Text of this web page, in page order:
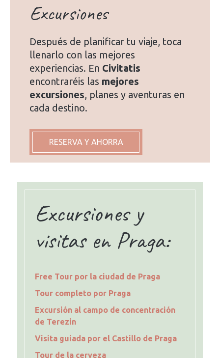
Excursiones
Después de planificar tu viaje, toca
llenarlo con las mejores
experiencias. En Civitatis
encontraréis las mejores
excursiones, planes y aventuras en
cada destino.
RESERVA Y AHORRA
Excursiones y
visitas en Praga:
Free Tour por la ciudad de Praga
Tour completo por Praga
Excursión al campo de concentración
de Terezin
Visita guiada por el Castillo de Praga
Tour de la cerveza